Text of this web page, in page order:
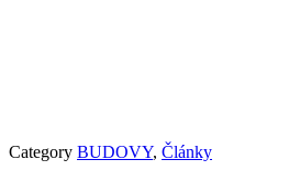
Category BUDOVY, Články